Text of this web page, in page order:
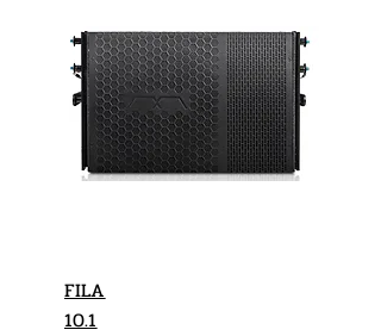
FILA
10.1